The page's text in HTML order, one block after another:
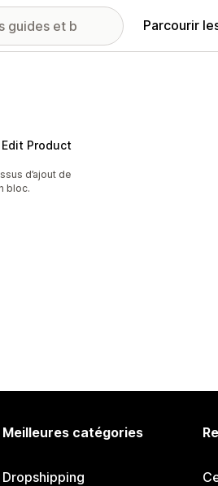
Parcourir
Product
d’ajout de
bloc.
Meilleures catégories
Dropshipping